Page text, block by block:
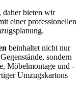
daher bieten wir
einer professionellen
beinhaltet nicht nur
sondern
Möbelmontage und -
Umzugskartons